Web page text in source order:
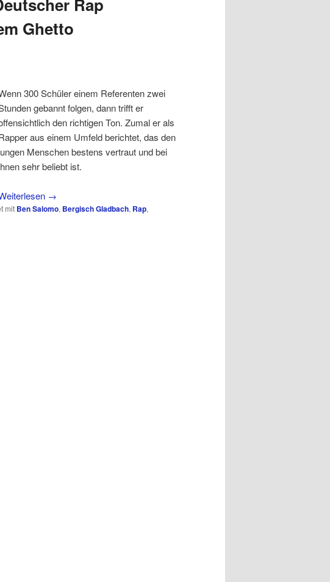
Rap
Ghetto
300 Schüler einem Referenten zwei
gebannt folgen, dann trifft er
den richtigen Ton. Zumal er als
aus einem Umfeld berichtet, das den
Menschen bestens vertraut und bei
sehr beliebt ist.
→
mit Ben Salomo, Bergisch Gladbach, Rap,